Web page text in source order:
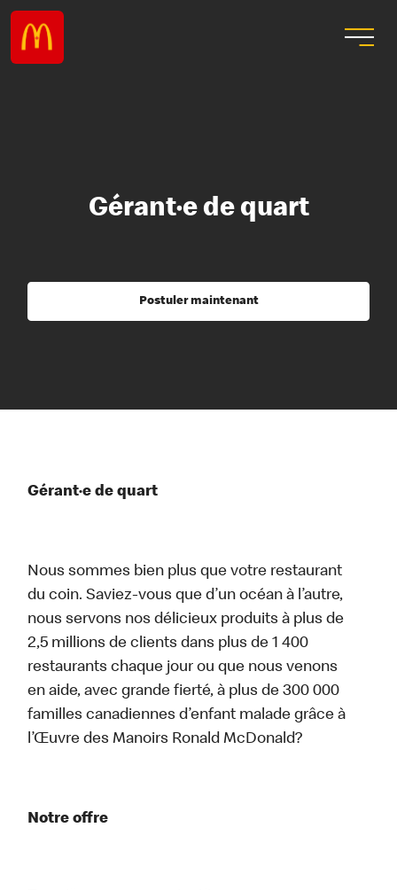
Gérant·e de quart
Postuler maintenant
Gérant·e de quart
Nous sommes bien plus que votre restaurant
du coin. Saviez-vous que d’un océan à l’autre,
nous servons nos délicieux produits à plus de
2,5 millions de clients dans plus de 1 400
restaurants chaque jour ou que nous venons
en aide, avec grande fierté, à plus de 300 000
familles canadiennes d’enfant malade grâce à
l’Œuvre des Manoirs Ronald McDonald?
Notre offre